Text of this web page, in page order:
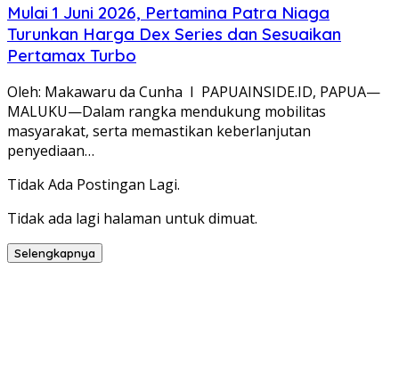
Mulai 1 Juni 2026, Pertamina Patra Niaga
Turunkan Harga Dex Series dan Sesuaikan
Pertamax Turbo
Oleh: Makawaru da Cunha I PAPUAINSIDE.ID, PAPUA—
MALUKU—Dalam rangka mendukung mobilitas
masyarakat, serta memastikan keberlanjutan
penyediaan…
Tidak Ada Postingan Lagi.
Tidak ada lagi halaman untuk dimuat.
Selengkapnya